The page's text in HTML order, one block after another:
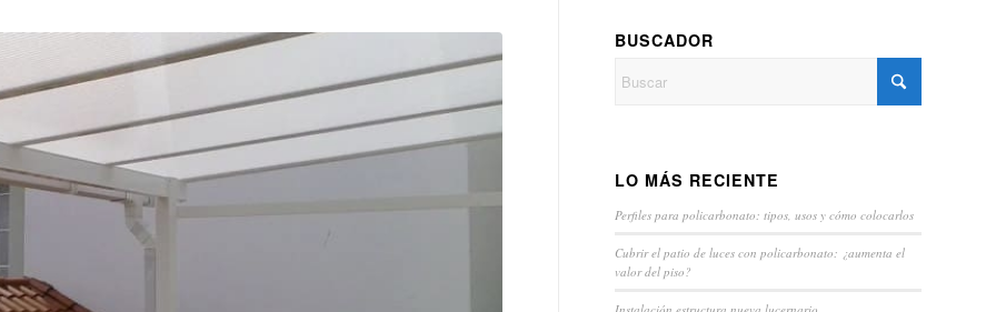
BUSCADOR
LO MÁS RECIENTE
Perfiles para policarbonato: tipos, usos y cómo colocarlos
Cubrir el patio de luces con policarbonato: ¿aumenta el
valor del piso?